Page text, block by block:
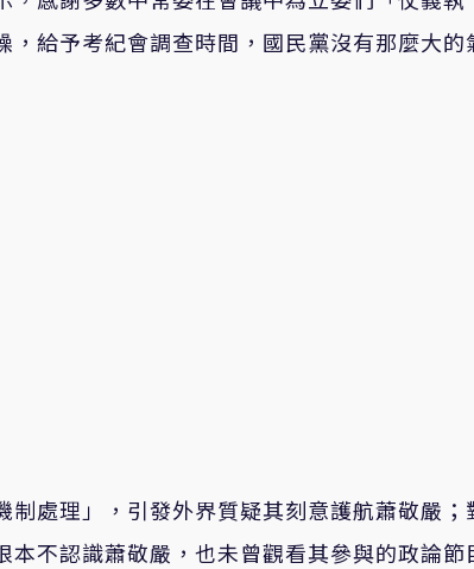
給予考紀會調查時間，國民黨沒有那麼大的
處理」，引發外界質疑其刻意護航蕭敬嚴；
不認識蕭敬嚴，也未曾觀看其參與的政論節